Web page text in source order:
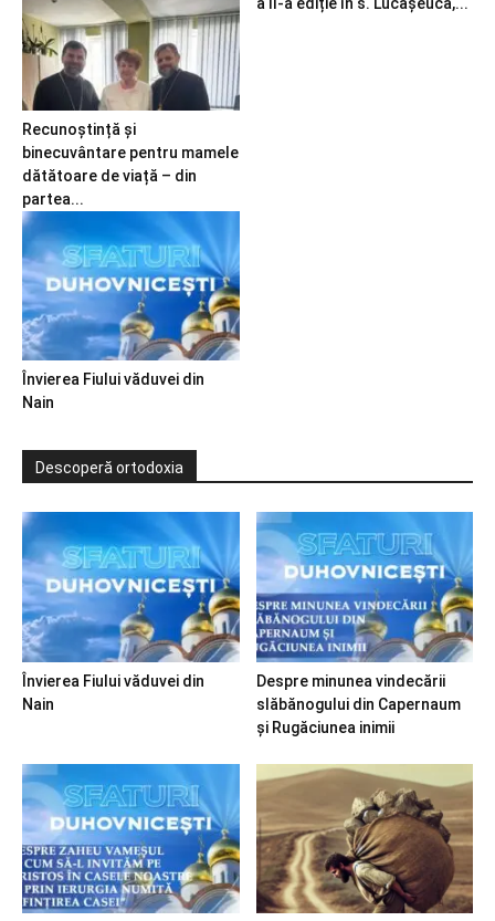
Recunoștință și
binecuvântare pentru mamele
dătătoare de viață – din
partea...
Învierea Fiului văduvei din
Nain
Descoperă ortodoxia
Învierea Fiului văduvei din
Nain
Despre minunea vindecării
slăbănogului din Capernaum
și Rugăciunea inimii